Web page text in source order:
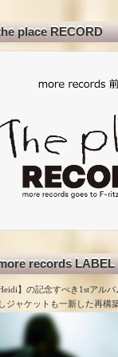
place RECORD
records LABEL
】の記念すべき1stアル
ジャケットも一新した再構築